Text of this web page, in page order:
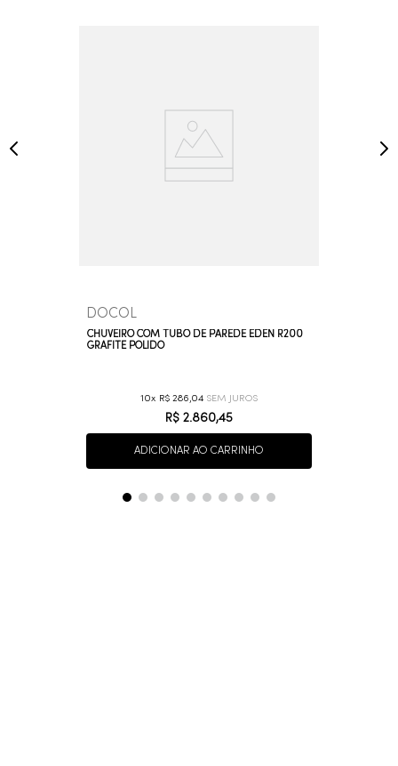
DOCOL
CHUVEIRO COM TUBO DE PAREDE EDEN R200
GRAFITE POLIDO
10 R$ 286,04
R$ 2.860,45
ADICIONAR AO CARRINHO